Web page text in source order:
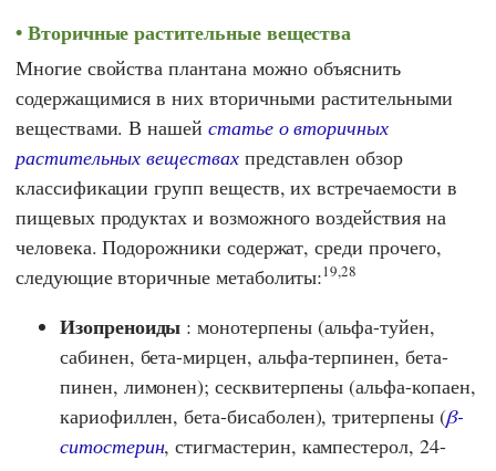
Вторичные растительные вещества
Многие свойства плантана можно объяснить
содержащимися в них вторичными растительными
веществами. В нашей статье о вторичных
растительных веществахпредставлен обзор
классификации групп веществ, их встречаемости в
пищевых продуктах и возможного воздействия на
человека. Подорожники содержат, среди прочего,
следующие вторичные метаболиты:19,28
Изопреноиды : монотерпены (альфа-туйен,
сабинен, бета-мирцен, альфа-терпинен, бета-
пинен, лимонен); сесквитерпены (альфа-копаен,
кариофиллен, бета-бисаболен), тритерпены (β-
ситостерин, стигмастерин, кампестерол, 24-